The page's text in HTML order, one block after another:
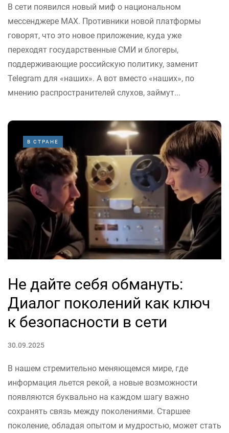
В сети появился новый миф о национальном
мессенджере MAX. Противники новой платформы
говорят, что это новое приложение, куда уже
переходят государственные СМИ и блогеры,
поддерживающие российскую политику, заменит
Telegram для «наших». А вот вместо «наших», по
мнению распространителей слухов, займут...
В СТРАНЕ
Не дайте себя обмануть:
Диалог поколений как ключ
к безопасности в сети
30.09.2025
В нашем стремительно меняющемся мире, где
информация льется рекой, а новые возможности
появляются буквально на каждом шагу важно
сохранять связь между поколениями. Старшее
поколение, обладая опытом и мудростью, может стать